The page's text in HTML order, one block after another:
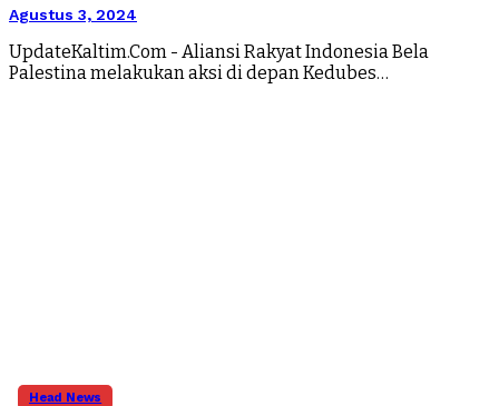
Agustus 3, 2024
UpdateKaltim.Com - Aliansi Rakyat Indonesia Bela
Palestina melakukan aksi di depan Kedubes…
Head News